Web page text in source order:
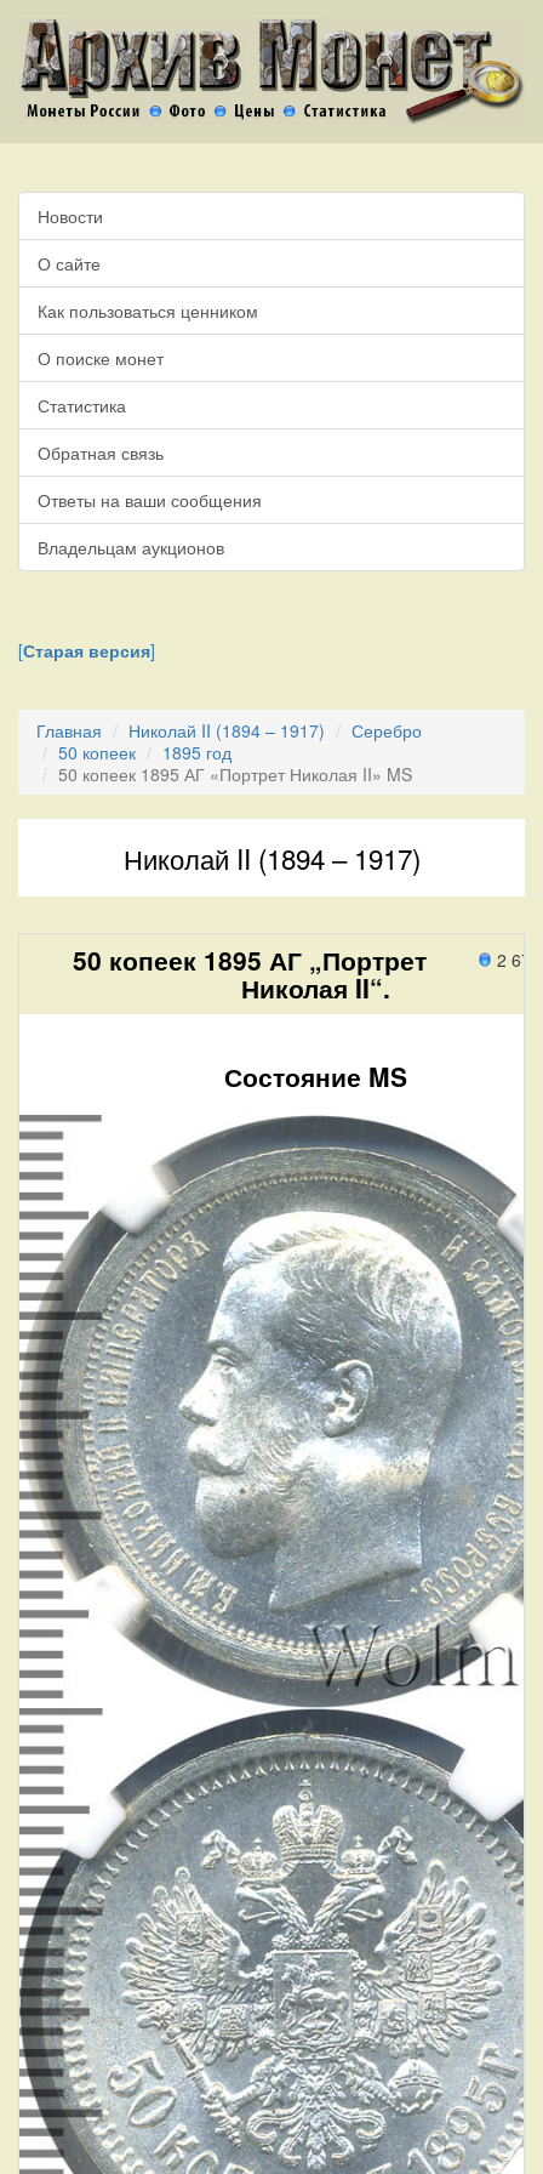
Новости
О сайте
Как пользоваться ценником
О поиске монет
Статистика
Обратная связь
Ответы на ваши сообщения
Владельцам аукционов
[Старая версия]
Главная Николай II (1894 – 1917)
Серебро
50 копеек
1895 год
50 копеек 1895 АГ «Портрет Николая II» MS
Николай II (1894 – 1917)
2
50 копеек 1895 АГ „Портрет
Николая II“.
Состояние MS